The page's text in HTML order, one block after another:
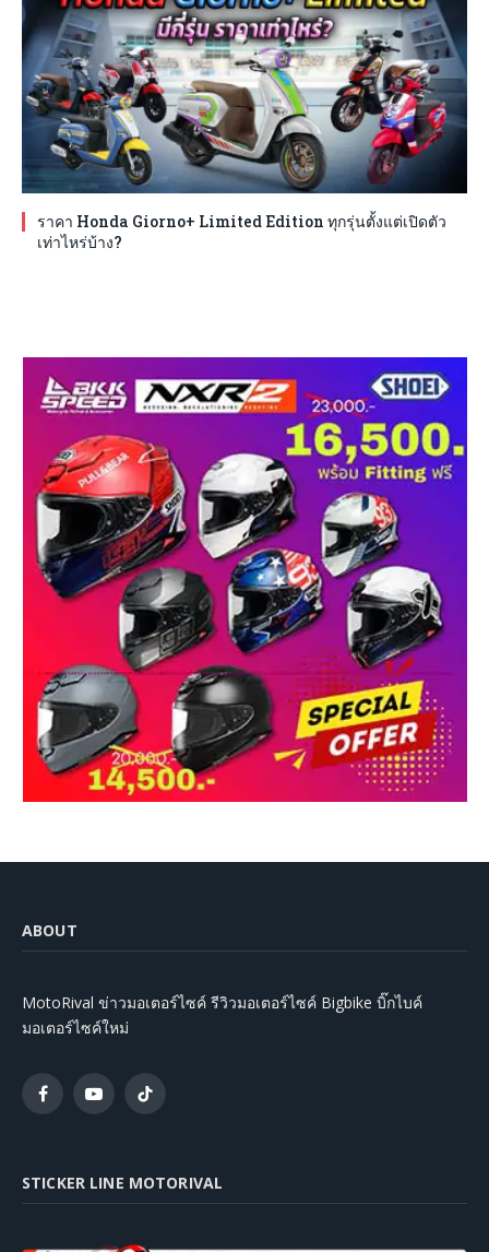
ราคา Honda Giorno+ Limited Edition ทุกรุ่นตั้งแต่เปิดตัว
เท่าไหร่บ้าง?
ABOUT
MotoRival ข่าวมอเตอร์ไซค์ รีวิวมอเตอร์ไซค์ Bigbike บิ๊กไบค์
มอเตอร์ไซค์ใหม่
FacebookYouTubeTikTok
STICKER LINE MOTORIVAL